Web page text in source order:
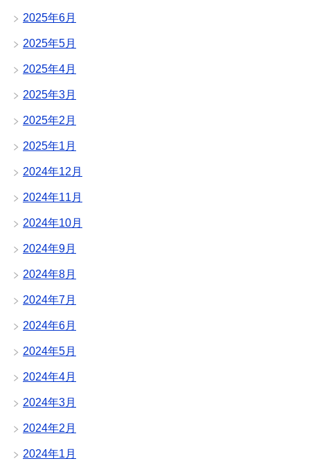
2025年6月
2025年5月
2025年4月
2025年3月
2025年2月
2025年1月
2024年12月
2024年11月
2024年10月
2024年9月
2024年8月
2024年7月
2024年6月
2024年5月
2024年4月
2024年3月
2024年2月
2024年1月